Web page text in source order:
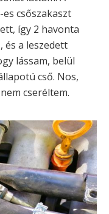
csőszakaszt
így 2 havonta
és a leszedett
lássam, belül
cső. Nos,
cseréltem.